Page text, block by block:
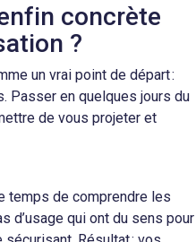
concrète
?
un vrai point de départ :
Passer en quelques jours du
de vous projeter et
temps de comprendre les
d’usage qui ont du sens pour